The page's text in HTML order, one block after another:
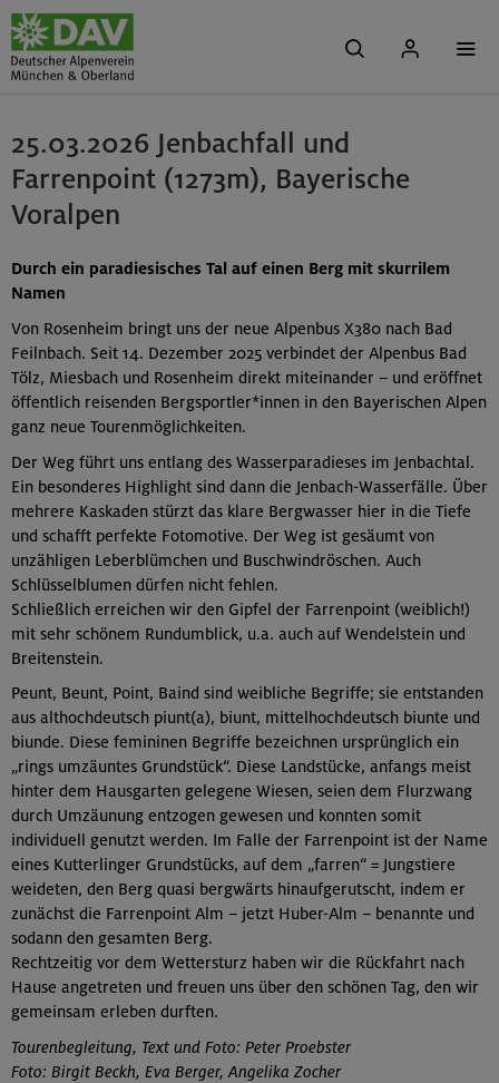
25.03.2026 Jenbachfall und
Farrenpoint (1273m), Bayerische
Voralpen
Durch ein paradiesisches Tal auf einen Berg mit skurrilem
Namen
Von Rosenheim bringt uns der neue Alpenbus X380 nach Bad
Feilnbach. Seit 14. Dezember 2025 verbindet der Alpenbus Bad
Tölz, Miesbach und Rosenheim direkt miteinander – und eröffnet
öffentlich reisenden Bergsportler*innen in den Bayerischen Alpen
ganz neue Tourenmöglichkeiten.
Der Weg führt uns entlang des Wasserparadieses im Jenbachtal.
Ein besonderes Highlight sind dann die Jenbach-Wasserfälle. Über
mehrere Kaskaden stürzt das klare Bergwasser hier in die Tiefe
und schafft perfekte Fotomotive. Der Weg ist gesäumt von
unzähligen Leberblümchen und Buschwindröschen. Auch
Schlüsselblumen dürfen nicht fehlen.
Schließlich erreichen wir den Gipfel der Farrenpoint (weiblich!)
mit sehr schönem Rundumblick, u.a. auch auf Wendelstein und
Breitenstein.
Peunt, Beunt, Point, Baind sind weibliche Begriffe; sie entstanden
aus althochdeutsch piunt(a), biunt, mittelhochdeutsch biunte und
biunde. Diese femininen Begriffe bezeichnen ursprünglich ein
„rings umzäuntes Grundstück“. Diese Landstücke, anfangs meist
hinter dem Hausgarten gelegene Wiesen, seien dem Flurzwang
durch Umzäunung entzogen gewesen und konnten somit
individuell genutzt werden. Im Falle der Farrenpoint ist der Name
eines Kutterlinger Grundstücks, auf dem „farren“ = Jungstiere
weideten, den Berg quasi bergwärts hinaufgerutscht, indem er
zunächst die Farrenpoint Alm – jetzt Huber-Alm – benannte und
sodann den gesamten Berg.
Rechtzeitig vor dem Wettersturz haben wir die Rückfahrt nach
Hause angetreten und freuen uns über den schönen Tag, den wir
gemeinsam erleben durften.
Tourenbegleitung, Text und Foto: Peter Proebster
Foto: Birgit Beckh, Eva Berger, Angelika Zocher